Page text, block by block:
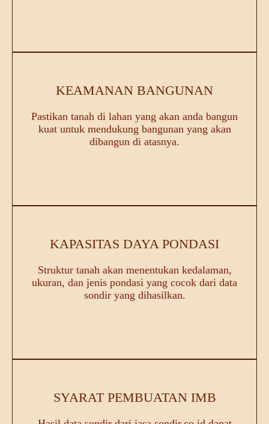
KEAMANAN BANGUNAN
Pastikan tanah di lahan yang akan anda bangun
kuat untuk mendukung bangunan yang akan
dibangun di atasnya.
KAPASITAS DAYA PONDASI
Struktur tanah akan menentukan kedalaman,
ukuran, dan jenis pondasi yang cocok dari data
sondir yang dihasilkan.
SYARAT PEMBUATAN IMB